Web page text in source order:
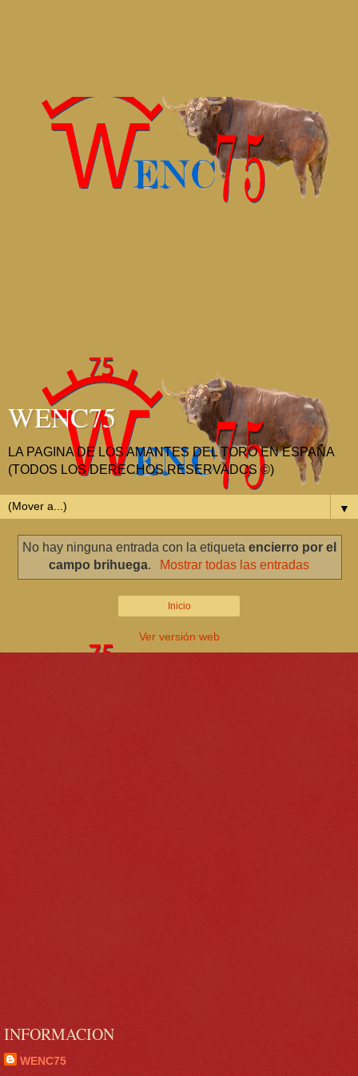
WENC75
LA PAGINA DE LOS AMANTES DEL TORO EN ESPAÑA
(TODOS LOS DERECHOS RESERVADOS ©)
▼
No hay ninguna entrada con la etiqueta encierro por el
campo brihuega. Mostrar todas las entradas
Inicio
Ver versión web
INFORMACION
WENC75